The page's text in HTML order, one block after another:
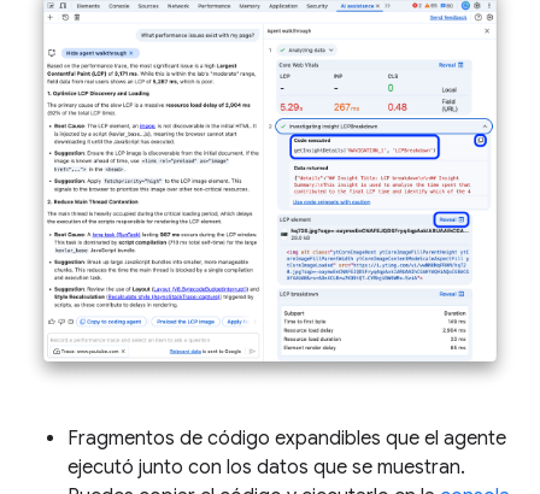
Fragmentos de código expandibles que el agente
ejecutó junto con los datos que se muestran.